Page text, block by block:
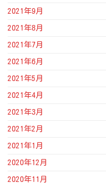
2021年9月
2021年8月
2021年7月
2021年6月
2021年5月
2021年4月
2021年3月
2021年2月
2021年1月
2020年12月
2020年11月